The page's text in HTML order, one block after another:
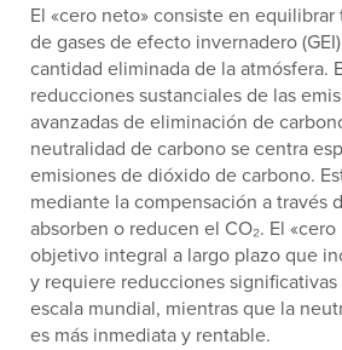
El «cero neto» consiste en
de gases de efecto invernadero
cantidad eliminada de la atmósfera.
reducciones sustanciales de las
avanzadas de eliminación de
neutralidad de carbono se centra
emisiones de dióxido de carbono.
mediante la compensación a través
absorben o reducen el CO₂. El
objetivo integral a largo plazo que
y requiere reducciones
escala mundial, mientras que la
es más inmediata y rentable.